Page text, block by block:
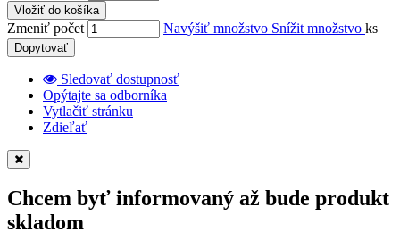
Vložiť do košíka
Zmeniť počet Navýšiť množstvo Snížit množstvo ks
Dopytovať
Sledovať dostupnosť
Opýtajte sa odborníka
Vytlačiť stránku
Zdieľať
Chcem byť informovaný až bude produkt
skladom